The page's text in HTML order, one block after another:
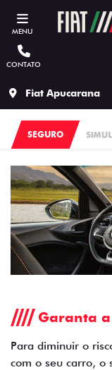
MENU
CONTATO
Fiat Apucarana
SEGURO
Garanta
Para diminuir o
com o seu carro, o